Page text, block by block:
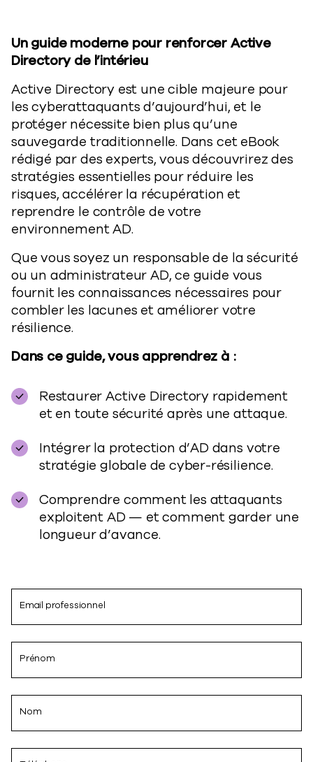
Un guide moderne pour renforcer Active
Directory de l’intérieu
Active Directory est une cible majeure pour
les cyberattaquants d’aujourd’hui, et le
protéger nécessite bien plus qu’une
sauvegarde traditionnelle. Dans cet eBook
rédigé par des experts, vous découvrirez des
stratégies essentielles pour réduire les
risques, accélérer la récupération et
reprendre le contrôle de votre
environnement AD.
Que vous soyez un responsable de la sécurité
ou un administrateur AD, ce guide vous
fournit les connaissances nécessaires pour
combler les lacunes et améliorer votre
résilience.
Dans ce guide, vous apprendrez à :
Restaurer Active Directory rapidement
et en toute sécurité après une attaque.
Intégrer la protection d’AD dans votre
stratégie globale de cyber-résilience.
Comprendre comment les attaquants
exploitent AD — et comment garder une
longueur d’avance.
Email professionnel
Prénom
Nom